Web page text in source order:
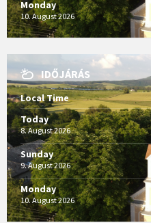
Monday
10. August 2026
IDŐJÁRÁS
Local Time
Today
8. August 2026
Sunday
9. August 2026
Monday
10. August 2026